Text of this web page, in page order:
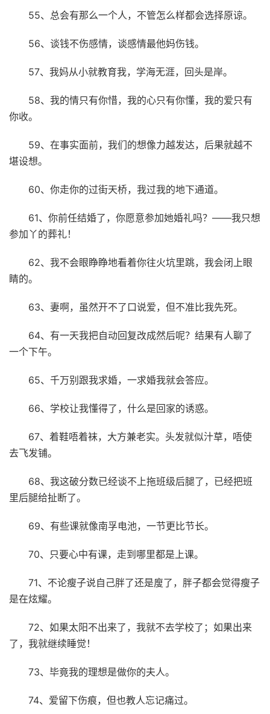
55、总会有那么一个人，不管怎么样都会选择原谅。
56、谈钱不伤感情，谈感情最他妈伤钱。
57、我妈从小就教育我，学海无涯，回头是岸。
58、我的情只有你惜，我的心只有你懂，我的爱只有
你收。
59、在事实面前，我们的想像力越发达，后果就越不
堪设想。
60、你走你的过街天桥，我过我的地下通道。
61、你前任结婚了，你愿意参加她婚礼吗？——我只想
参加丫的葬礼！
62、我不会眼睁睁地看着你往火坑里跳，我会闭上眼
睛的。
63、妻啊，虽然开不了口说爱，但不准比我先死。
64、有一天我把自动回复改成然后呢？结果有人聊了
一个下午。
65、千万别跟我求婚，一求婚我就会答应。
66、学校让我懂得了，什么是回家的诱惑。
67、着鞋唔着袜，大方兼老实。头发就似汁草，唔使
去飞发铺。
68、我这破分数已经谈不上拖班级后腿了，已经把班
里后腿给扯断了。
69、有些课就像南孚电池，一节更比节长。
70、只要心中有课，走到哪里都是上课。
71、不论瘦子说自己胖了还是廋了，胖子都会觉得瘦子
是在炫耀。
72、如果太阳不出来了，我就不去学校了；如果出来
了，我就继续睡觉！
73、毕竟我的理想是做你的夫人。
74、爱留下伤痕，但也教人忘记痛过。